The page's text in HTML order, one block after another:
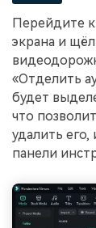
Перейдите
экрана и
«Отделить
будет
что позволит
удалить
панели